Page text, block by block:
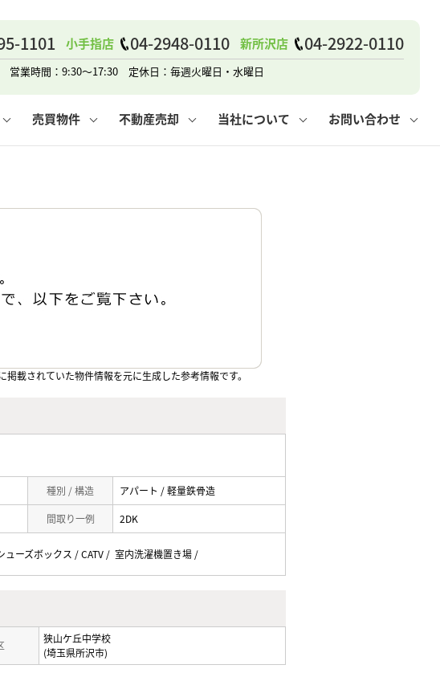
1101 小手指店 04-2948-0110 新所沢店 04-2922-0110
営業時間：9:30～17:30 定休日：毎週火曜日・水曜日
売買物件 不動産売却 当社について お問い合わせ
た検索条件
の解約手続き その他の問合せ
マンションVS戸建て 賃貸vs持ち家
売却時の諸費用 仲介と買取の違い
個人情報保護方針
載されていた物件情報を元に生成した参考情報です。
種別 / 構造 アパート / 軽量鉄骨造
間取り一例 2DK
ーズボックス / CATV / 室内洗濯機置き場 /
狭山ケ丘中学校
(埼玉県所沢市)